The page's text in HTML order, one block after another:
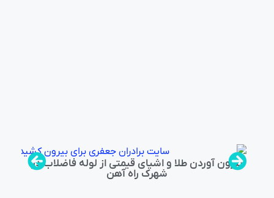
بیرون آوردن طلا و اشیای قیمتی از لوله فاضلاب در
شهرک راه‌ آهن